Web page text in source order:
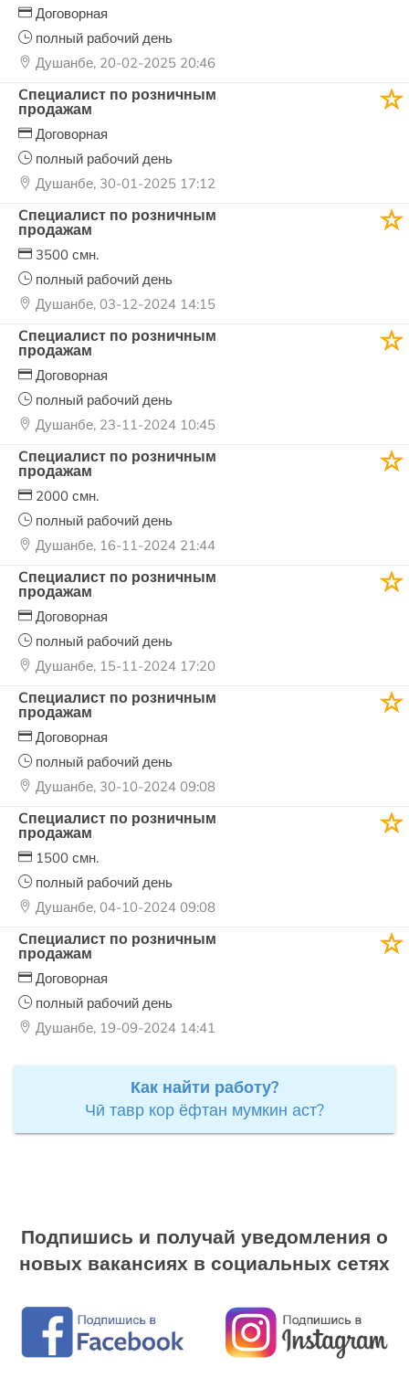
Договорная
полный рабочий день
Душанбе, 20-02-2025 20:46
Cпециалист по розничным
продажам
Договорная
полный рабочий день
Душанбе, 30-01-2025 17:12
Cпециалист по розничным
продажам
3500 смн.
полный рабочий день
Душанбе, 03-12-2024 14:15
Cпециалист по розничным
продажам
Договорная
полный рабочий день
Душанбе, 23-11-2024 10:45
Cпециалист по розничным
продажам
2000 смн.
полный рабочий день
Душанбе, 16-11-2024 21:44
Cпециалист по розничным
продажам
Договорная
полный рабочий день
Душанбе, 15-11-2024 17:20
Cпециалист по розничным
продажам
Договорная
полный рабочий день
Душанбе, 30-10-2024 09:08
Cпециалист по розничным
продажам
1500 смн.
полный рабочий день
Душанбе, 04-10-2024 09:08
Cпециалист по розничным
продажам
Договорная
полный рабочий день
Душанбе, 19-09-2024 14:41
Как найти работу?
Чӣ тавр кор ёфтан мумкин аст?
Подпишись и получай уведомления о
новых вакансиях в социальных сетях